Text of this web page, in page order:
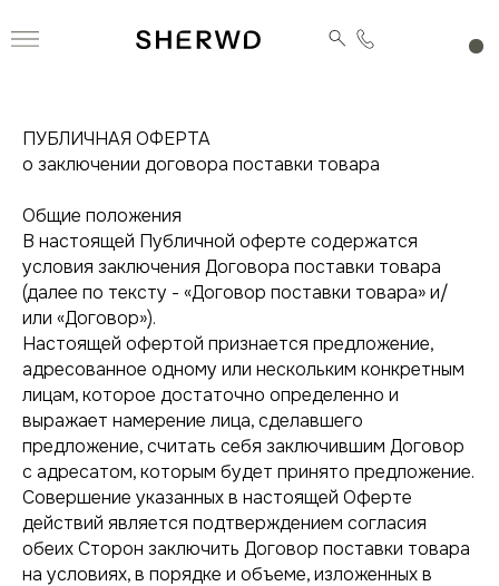
ПУБЛИЧНАЯ ОФЕРТА
о заключении договора поставки товара
Общие положения
В настоящей Публичной оферте содержатся
условия заключения Договора поставки товара
(далее по тексту - «Договор поставки товара» и/
или «Договор»).
Настоящей офертой признается предложение,
адресованное одному или нескольким конкретным
лицам, которое достаточно определенно и
выражает намерение лица, сделавшего
предложение, считать себя заключившим Договор
с адресатом, которым будет принято предложение.
Совершение указанных в настоящей Оферте
действий является подтверждением согласия
обеих Сторон заключить Договор поставки товара
на условиях, в порядке и объеме, изложенных в